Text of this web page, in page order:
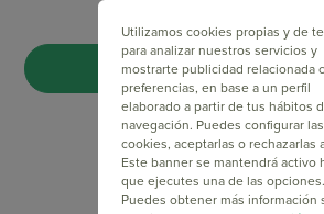
CREA TU LANDING
Utilizamos cookies propias y de
para analizar nuestros servicios y
mostrarte publicidad relacionada
preferencias, en base a un perfil
elaborado a partir de tus hábitos
navegación. Puedes configurar las
cookies, aceptarlas o rechazarlas
Este banner se mantendrá activo
que ejecutes una de las opciones.
Puedes obtener más información